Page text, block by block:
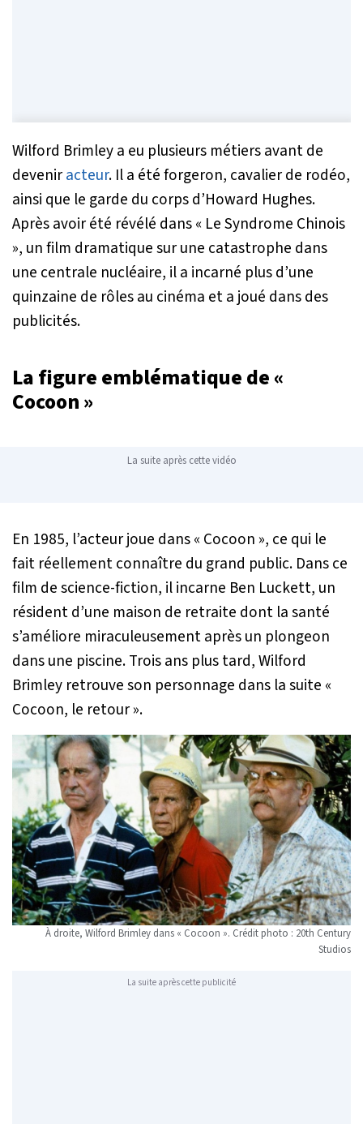
Wilford Brimley a eu plusieurs métiers avant de
deveniracteur. Il a été forgeron, cavalier de rodéo,
ainsi que le garde du corps d’Howard Hughes.
Après avoir été révélé dans « Le Syndrome Chinois
», un film dramatique sur une catastrophe dans
une centrale nucléaire, il a incarné plus d’une
quinzaine de rôles au cinéma et a joué dans des
publicités.
La figure emblématique de «
Cocoon »
La suite après cette vidéo
En 1985, l’acteur joue dans « Cocoon », ce qui le
fait réellement connaître du grand public. Dans ce
film de science-fiction, il incarne Ben Luckett, un
résident d’une maison de retraite dont la santé
s’améliore miraculeusement après un plongeon
dans une piscine. Trois ans plus tard, Wilford
Brimley retrouve son personnage dans la suite «
Cocoon, le retour ».
À droite, Wilford Brimley dans « Cocoon ». Crédit photo : 20th Century
Studios
La suite après cette publicité